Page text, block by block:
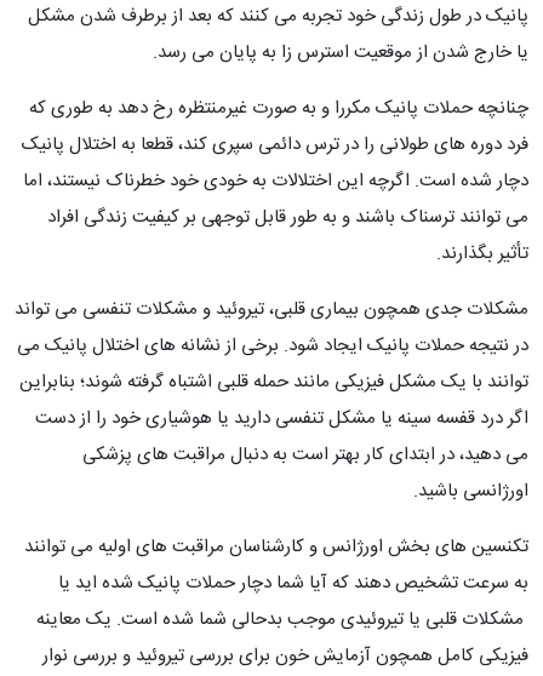
پانیک در طول زندگی خود تجربه می کنند که بعد از برطرف شدن مشکل
یا خارج شدن از موقعیت استرس زا به پایان می رسد.
چنانچه حملات پانیک مکررا و به صورت غیرمنتظره رخ دهد به طوری که
فرد دوره های طولانی را در ترس دائمی سپری کند، قطعا به اختلال پانیک
دچار شده است. اگرچه این اختلالات به خودی خود خطرناک نیستند، اما
می توانند ترسناک باشند و به طور قابل توجهی بر کیفیت زندگی افراد
تأثیر بگذارند.
مشکلات جدی همچون بیماری قلبی، تیروئید و مشکلات تنفسی می تواند
در نتیجه حملات پانیک ایجاد شود. برخی از نشانه های اختلال پانیک می
توانند با یک مشکل فیزیکی مانند حمله قلبی اشتباه گرفته شوند؛ بنابراین
اگر درد قفسه سینه یا مشکل تنفسی دارید یا هوشیاری خود را از دست
می دهید، در ابتدای کار بهتر است به دنبال مراقبت های پزشکی
اورژانسی باشید.
تکنسین های بخش اورژانس و کارشناسان مراقبت های اولیه می توانند
به سرعت تشخیص دهند که آیا شما دچار حملات پانیک شده اید یا
مشکلات قلبی یا تیروئیدی موجب بدحالی شما شده است. یک معاینه
فیزیکی کامل همچون آزمایش خون برای بررسی تیروئید و بررسی نوار